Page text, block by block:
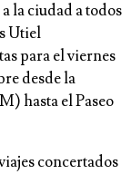
la ciudad a todos
Utiel
para el viernes
desde la
hasta el Paseo
concertados